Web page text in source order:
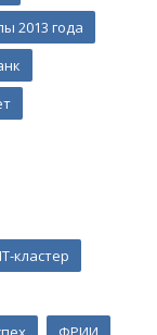
2013 года
кластер